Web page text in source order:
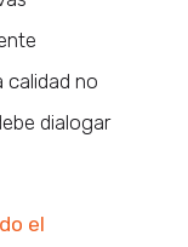
calidad no
dialogar
el